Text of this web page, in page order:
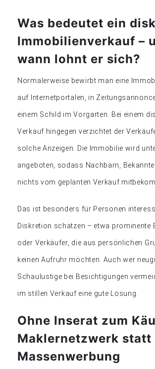
Was bedeutet ein
Immobilienverkauf –
wann lohnt er sich?
Normalerweise bewirbt man eine
auf Internetportalen, in
einem Schild im Vorgarten. Bei einem
Verkauf hingegen verzichtet der
solche Anzeigen. Die Immobilie wird
angeboten, sodass Nachbarn,
nichts vom geplanten Verkauf
Das ist besonders für Personen
Diskretion schätzen – etwa prominente
oder Verkäufer, die aus persönlichen
keinen Aufruhr möchten. Auch wer
Schaulustige bei Besichtigungen
im stillen Verkauf eine gute Lösung.
Ohne Inserat zum
Maklernetzwerk statt
Massenwerbung